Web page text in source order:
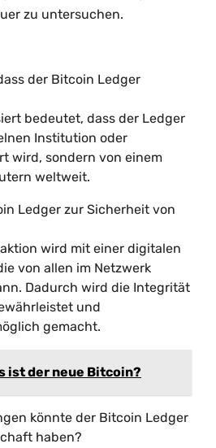
zu untersuchen.
der Bitcoin Ledger
bedeutet, dass der Ledger
Institution oder
wird, sondern von einem
weltweit.
Ledger zur Sicherheit von
wird mit einer digitalen
von allen im Netzwerk
Dadurch wird die Integrität
und
gemacht.
ist der neue Bitcoin?
könnte der Bitcoin Ledger
haben?